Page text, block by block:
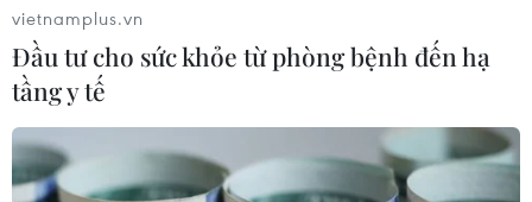
vietnamplus.vn
Đầu tư cho sức khỏe từ phòng bệnh đến hạ
tầng y tế